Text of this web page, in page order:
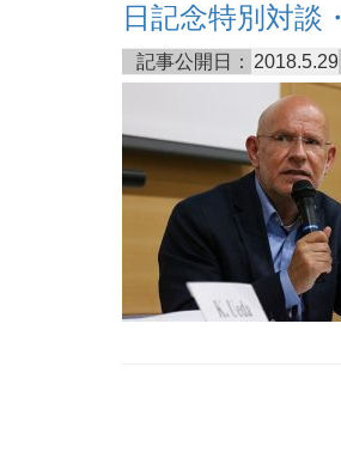
日記念特別対談
記事公開日： 2018.5.29